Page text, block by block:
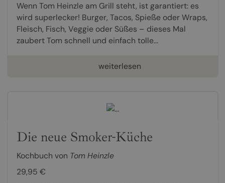
Wenn Tom Heinzle am Grill steht, ist garantiert: es
wird superlecker! Burger, Tacos, Spieße oder Wraps,
Fleisch, Fisch, Veggie oder Süßes – dieses Mal
zaubert Tom schnell und einfach tolle...
weiterlesen
Die neue Smoker-Küche
Kochbuch von Tom Heinzle
29,95 €